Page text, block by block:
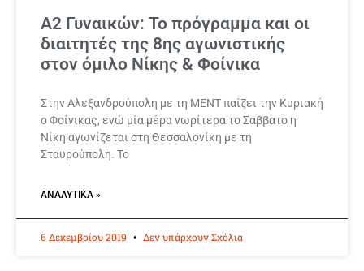
A2 Γυναικών: Το πρόγραμμα και οι
διαιτητές της 8ης αγωνιστικής
στον όμιλο Νίκης & Φοίνικα
Στην Αλεξανδρούπολη με τη ΜΕΝΤ παίζει την Κυριακή
ο Φοίνικας, ενώ μία μέρα νωρίτερα το Σάββατο η
Νίκη αγωνίζεται στη Θεσσαλονίκη με τη
Σταυρούπολη. Το
ΑΝΑΛΥΤΙΚΆ »
6 Δεκεμβρίου 2019 Δεν υπάρχουν Σχόλια